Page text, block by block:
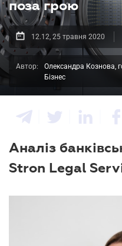
поза грою
12.12, 25 травня 2020
Автор:
Олександра Кознова,
Бізнес
Аналіз
Stron Legal